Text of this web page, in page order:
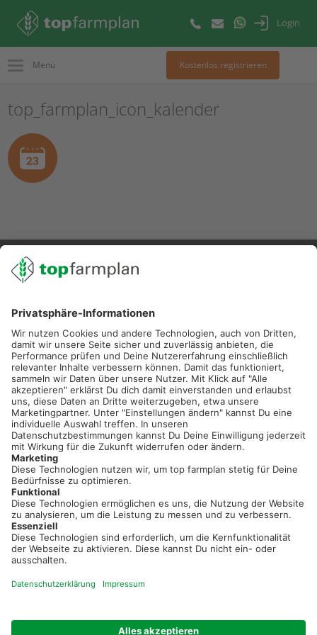
Login
Menü Kostenlos registrieren
top_farmplan_icon_kalender
02501 801 44 84
service@topfarmplan.de
Sei immer auf dem Laufenden!
Neue Features, spannende Tipps und hilfreiche Anleitungen!
Registriere dich kostenlos!
einfach und bequem!
Kostenlos registrieren & sofort starten